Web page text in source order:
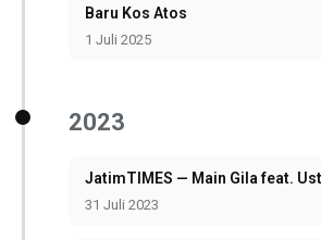
Baru Kos Atos
1 Juli 2025
2023
JatimTIMES — Main Gila feat.
31 Juli 2023